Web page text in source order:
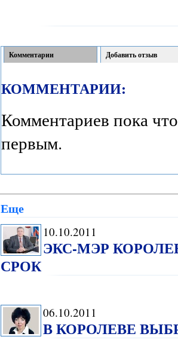
Комментарии Добавить отзыв
КОММЕНТАРИИ:
Комментариев пока
первым.
Еще
10.10.2011
ЭКС-МЭР
СРОК
06.10.2011
В КОРОЛЕВЕ